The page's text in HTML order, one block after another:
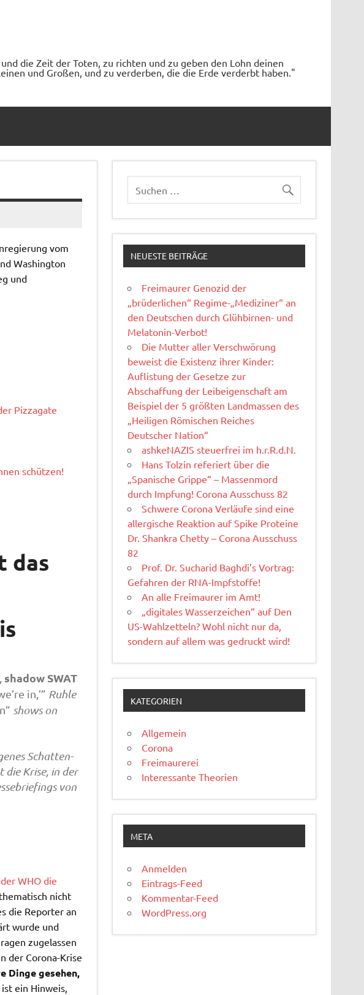
die Zeit der Toten, zu richten und zu geben den Lohn deinen
und Großen, und zu verderben, die die Erde verderbt haben."
vom
Washington
und
Pizzagate
schützen!
das
shadow SWAT
in,’” Ruhle
shows on
Schatten-
die Krise, in der
von
WHO die
nicht
die Reporter an
wurde und
zugelassen
der Corona-Krise
Dinge gesehen,
ein Hinweis,
NEUESTE BEITRÄGE
Freimaurer Genozid der
„brüderlichen“ Regime-„Mediziner“ an
den Deutschen durch Glühbirnen- und
Melatonin-Verbot!
Die Mutter aller Verschwörung
beweist die Existenz ihrer Kinder:
Auflistung der Gesetze zur
Abschaffung der Leibeigenschaft am
Beispiel der 5 größten Landmassen des
„Heiligen Römischen Reiches
Deutscher Nation“
ashkeNAZIS steuerfrei im h.r.R.d.N.
Hans Tolzin referiert über die
„Spanische Grippe“ – Massenmord
durch Impfung! Corona Ausschuss 82
Schwere Corona Verläufe sind eine
allergische Reaktion auf Spike Proteine
Dr. Shankra Chetty – Corona Ausschuss
82
Prof. Dr. Sucharid Baghdi’s Vortrag:
Gefahren der RNA-Impfstoffe!
An alle Freimaurer im Amt!
„digitales Wasserzeichen“ auf Den
US-Wahlzetteln? Wohl nicht nur da,
sondern auf allem was gedruckt wird!
KATEGORIEN
Allgemein
Corona
Freimaurerei
Interessante Theorien
META
Anmelden
Eintrags-Feed
Kommentar-Feed
WordPress.org